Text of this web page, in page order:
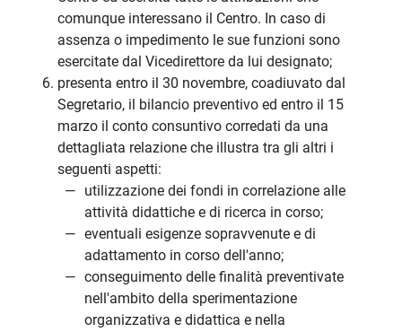
comunque interessano il Centro. In caso di
assenza o impedimento le sue funzioni sono
esercitate dal Vicedirettore da lui designato;
presenta entro il 30 novembre, coadiuvato dal
Segretario, il bilancio preventivo ed entro il 15
marzo il conto consuntivo corredati da una
dettagliata relazione che illustra tra gli altri i
seguenti aspetti:
utilizzazione dei fondi in correlazione alle
attività didattiche e di ricerca in corso;
eventuali esigenze sopravvenute e di
adattamento in corso dell'anno;
conseguimento delle finalità preventivate
nell'ambito della sperimentazione
organizzativa e didattica e nella